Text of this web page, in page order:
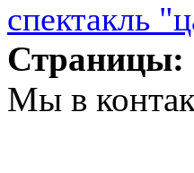
спектакль
Страницы:
Мы в